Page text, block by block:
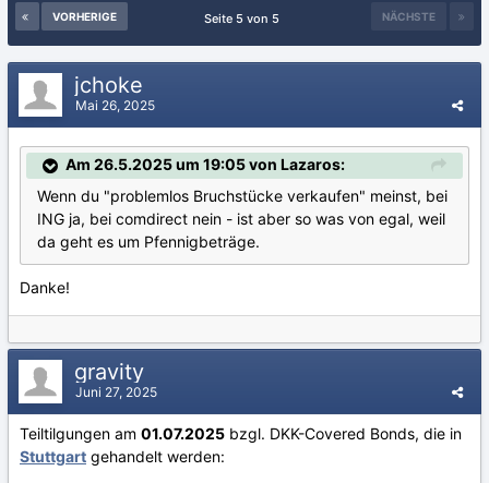
VORHERIGE NÄCHSTE
Seite 5 von 5
jchoke
Mai 26, 2025
Am 26.5.2025 um 19:05 von Lazaros:
Wenn du "problemlos Bruchstücke verkaufen" meinst, bei
ING ja, bei comdirect nein - ist aber so was von egal, weil
da geht es um Pfennigbeträge.
Danke!
gravity
Juni 27, 2025
Teiltilgungen am 01.07.2025 bzgl. DKK-Covered Bonds, die in
Stuttgart gehandelt werden: